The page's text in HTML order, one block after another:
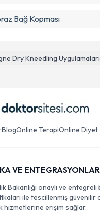
Dry Kneedling Uygulamalari
Bağ Kopması
BlogOnline TerapiOnline Diyet
VE ENTEGRASYONLAR
Bakanlığı onaylı ve entegreli
ile tescillenmiş güvenilir
hizmetlerine erişim sağlar.